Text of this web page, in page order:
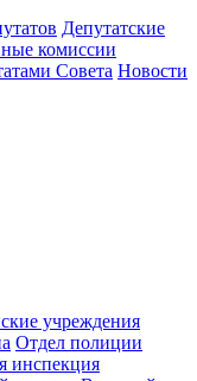
Депутатские
комиссии
Совета Новости
учреждения
Отдел полиции
инспекция